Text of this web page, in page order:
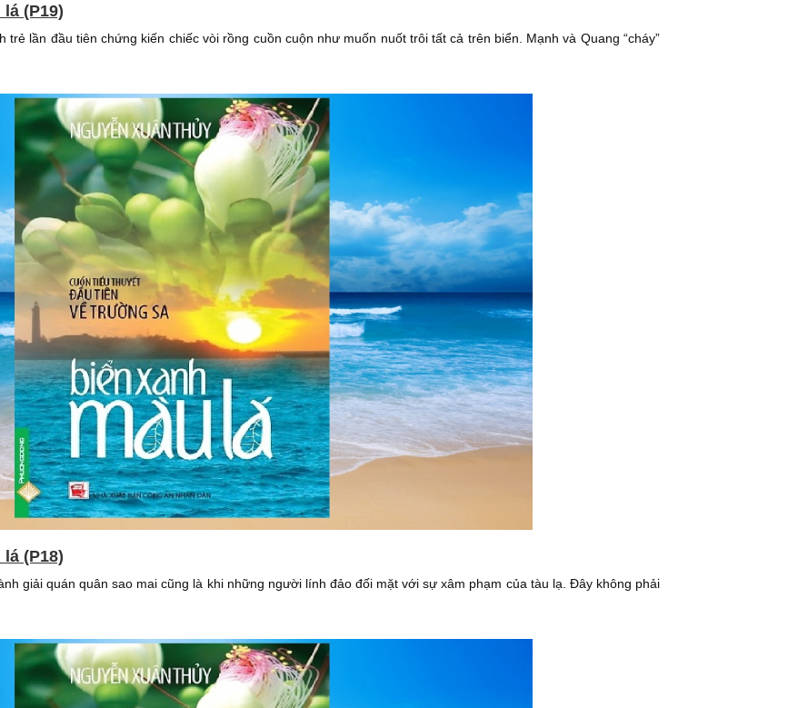
(P19)
trẻ lần đầu tiên chứng kiến chiếc vòi rồng cuồn cuộn như muốn nuốt trôi tất cả trên biển. Mạnh và Quang “cháy”
(P18)
giải quán quân sao mai cũng là khi những người lính đảo đối mặt với sự xâm phạm của tàu lạ. Đây không phải